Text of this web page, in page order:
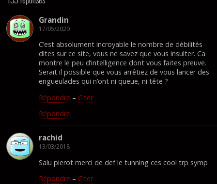
Grandin
17/05/2020
C’est absolument incroyable le nombre de débilités
dites sur ce site, vous ne savez que vous insulter. Ca
montre le peu d’intelligence dont vous faites preuve.
Serait il possible que vous arrêtiez de vous lancer des
engueulades qui n’ont ni queue, ni tête ?
Répondre – Citer
Répondre
rachid
13/03/2018
Salu pierot merci de def le tunning ces cool trp symp
Répondre – Citer